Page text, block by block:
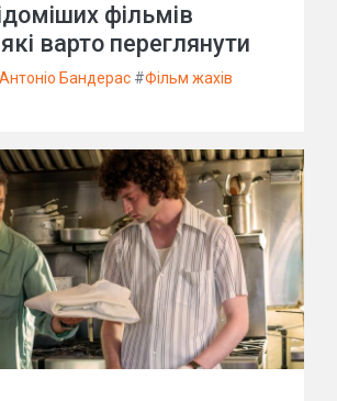
фільмів
варто переглянути
Антоніо Бандерас #Фільм жахів